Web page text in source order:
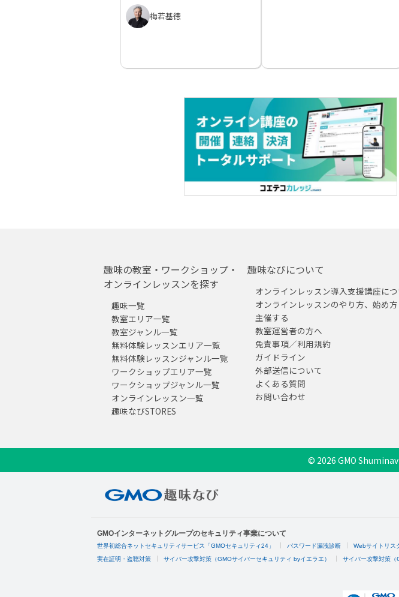
梅若基徳
趣味の教室・ワークショップ・
オンラインレッスンを探す
趣味一覧
教室エリア一覧
教室ジャンル一覧
無料体験レッスンエリア一覧
無料体験レッスンジャンル一覧
ワークショップエリア一覧
ワークショップジャンル一覧
オンラインレッスン一覧
趣味なびSTORES
趣味なびについて
オンラインレッスン導入支援講座に
オンラインレッスンのやり方、始め方
主催する
教室運営者の方へ
免責事項／利用規約
ガイドライン
外部送信について
よくある質問
お問い合わせ
© 2026 GMO